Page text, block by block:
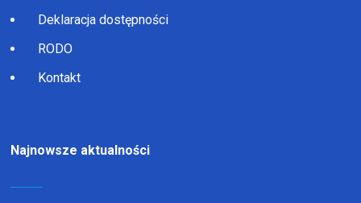
Deklaracja dostępności
RODO
Kontakt
Najnowsze aktualności